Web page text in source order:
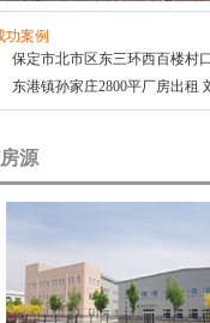
功案例
保定市北市区东三环西百楼村
东港镇孙家庄2800平厂房出
衡水市桃城区京大路橡胶城西
承德市双桥区大佛寺北侧500
石家庄市长安区东三环南五女
秦皇岛市海港区厂房、库房
河北省石家庄市裕华区厂库房
源